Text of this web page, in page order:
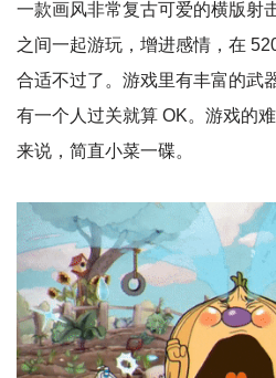
一款画风非常复古可爱的横版射
之间一起游玩，增进感情，在
合适不过了。游戏里有丰富的武
有一个人过关就算 OK。游戏的
来说，简直小菜一碟。